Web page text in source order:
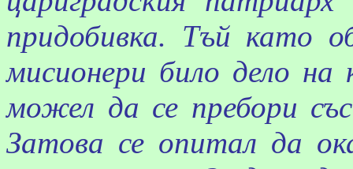
придобивка. Тъй като
мисионери било дело
можел да се пребори
Затова се опитал да